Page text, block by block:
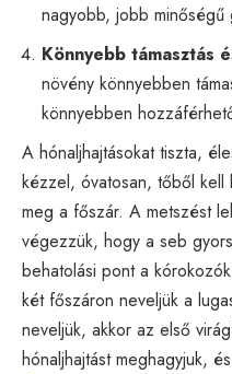
nagyobb, jobb minőségű
Könnyebb támasztás
növény könnyebben
könnyebben
A hónaljhajtásokat tiszta,
kézzel, óvatosan, tőből kell
meg a főszár. A metszést
végezzük, hogy a seb
behatolási pont a
két főszáron neveljük a
neveljük, akkor az első
hónaljhajtást meghagyjuk,